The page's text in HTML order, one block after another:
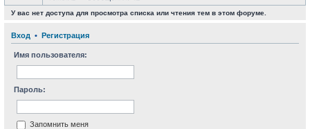
У вас нет доступа для просмотра списка или чтения тем в этом форуме.
Вход • Регистрация
Имя пользователя:
Пароль:
Запомнить меня